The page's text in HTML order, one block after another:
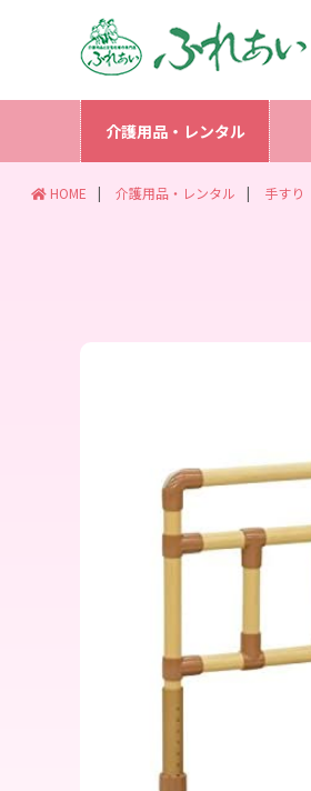
介護用品・レンタル
HOME 介護用品・レンタル 手すり